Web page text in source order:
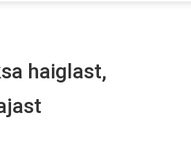
haiglast,